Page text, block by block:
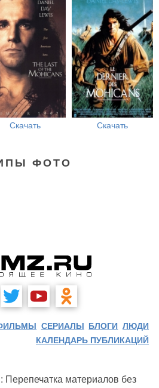
Скачать Скачать
ФОТО
СЕРИАЛЫ БЛОГИ ЛЮДИ
КАЛЕНДАРЬ ПУБЛИКАЦИЙ
Перепечатка материалов без